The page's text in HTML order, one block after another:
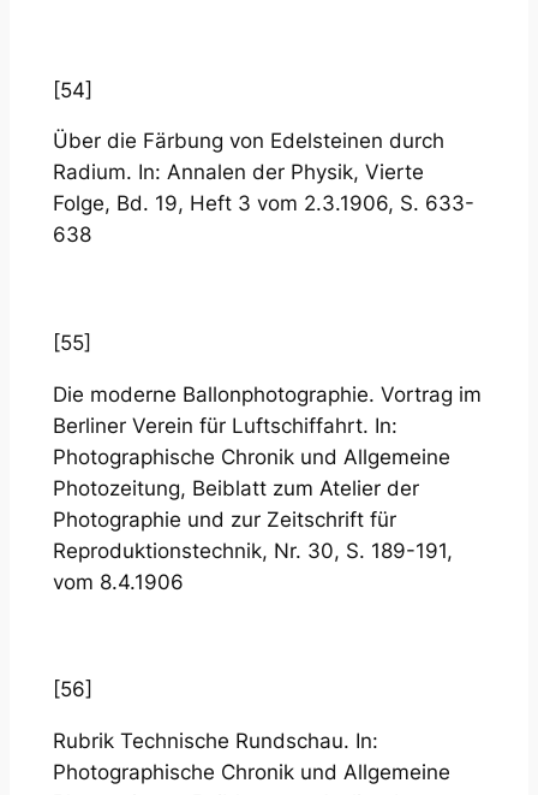
[54]
Über die Färbung von Edelsteinen durch
Radium. In: Annalen der Physik, Vierte
Folge, Bd. 19, Heft 3 vom 2.3.1906, S. 633-
638
[55]
Die moderne Ballonphotographie. Vortrag im
Berliner Verein für Luftschiffahrt. In:
Photographische Chronik und Allgemeine
Photozeitung, Beiblatt zum Atelier der
Photographie und zur Zeitschrift für
Reproduktionstechnik, Nr. 30, S. 189-191,
vom 8.4.1906
[56]
Rubrik Technische Rundschau. In:
Photographische Chronik und Allgemeine